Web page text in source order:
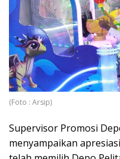
(Foto : Arsip)
Supervisor Promosi
menyampaikan